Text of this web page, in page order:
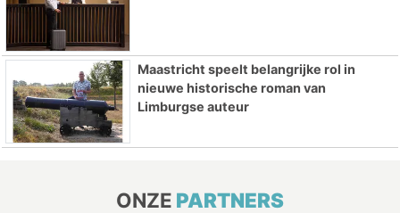
Maastricht speelt belangrijke rol in
nieuwe historische roman van
Limburgse auteur
ONZE PARTNERS